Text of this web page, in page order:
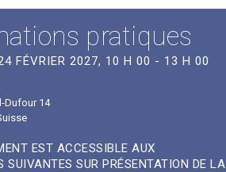
pratiques
FÉVRIER 2027, 10 H 00 - 13 H 00
Dufour 14
EST ACCESSIBLE AUX
SUIVANTES SUR PRÉSENTATION DE LA